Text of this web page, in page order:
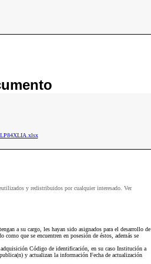
y redistribuidos por cualquier interesado. Ver
a su cargo, les hayan sido asignados para el desarrollo de
que se encuentren en posesión de éstos, además se
Código de identificación, en su caso Institución a
y actualizan la información Fecha de actualización